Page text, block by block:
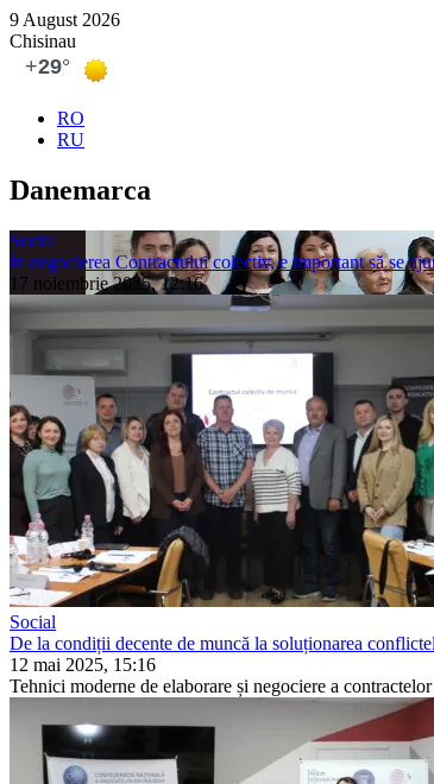
9 August 2026
Chisinau
RO
RU
Danemarca
Social
În negocierea Contractului colectiv, e important să se
17 noiembrie 2025, 12:16
Social
De la condiții decente de muncă la soluționarea
12 mai 2025, 15:16
Tehnici moderne de elaborare și negociere a